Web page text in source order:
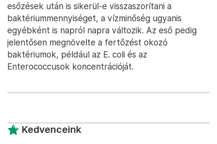
esőzések után is sikerül-e visszaszorítani a
baktériummennyiséget, a vízminőség ugyanis
egyébként is napról napra változik. Az eső pedig
jelentősen megnövelte a fertőzést okozó
baktériumok, például az E. coli és az
Enterococcusok koncentrációját.
Kedvenceink